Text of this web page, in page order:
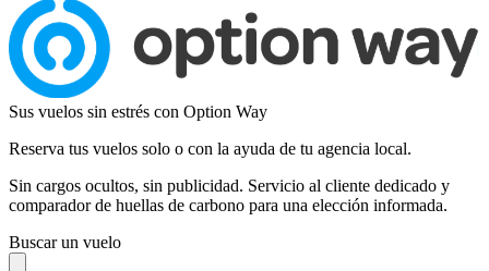
Sus vuelos sin estrés con Option Way
Reserva tus vuelos solo o con la ayuda de tu agencia local.
Sin cargos ocultos, sin publicidad. Servicio al cliente dedicado y
comparador de huellas de carbono para una elección informada.
Buscar un vuelo